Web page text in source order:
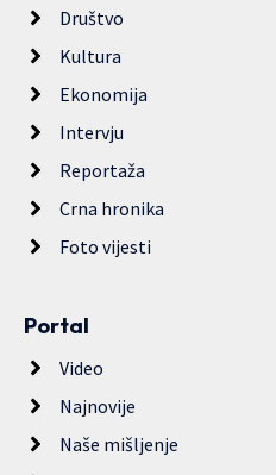
Društvo
Kultura
Ekonomija
Intervju
Reportaža
Crna hronika
Foto vijesti
Portal
Video
Najnovije
Naše mišljenje